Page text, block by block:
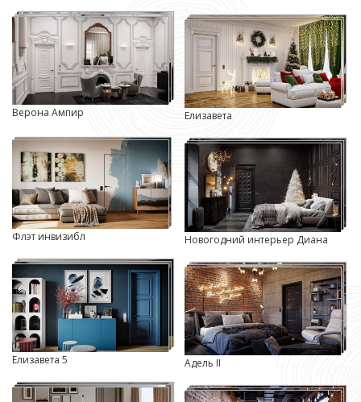
Верона Ампир
Флэт инвизибл
Елизавета 5
Елизавета
Новогодний интерьер Диана
Адель II